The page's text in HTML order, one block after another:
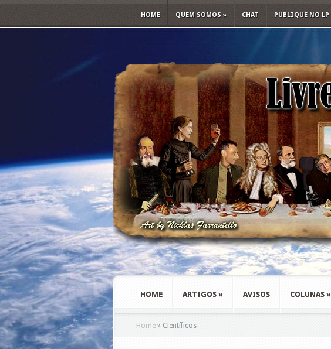
HOME QUEM SOMOS » CHAT PUBLIQUE NO LP
HOME ARTIGOS » AVISOS COLUNAS »
Home » Científicos